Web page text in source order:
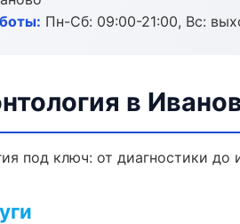
Пн-Сб: 09:00-21:00, Вс:
в
под ключ: от диагностики